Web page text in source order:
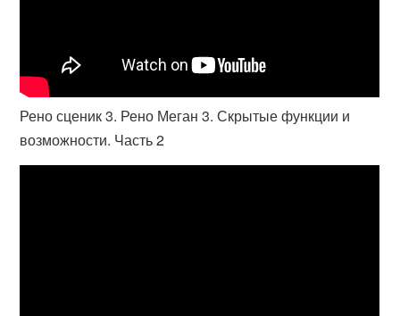
Рено сценик 3. Рено Меган 3. Скрытые функции и
возможности. Часть 2